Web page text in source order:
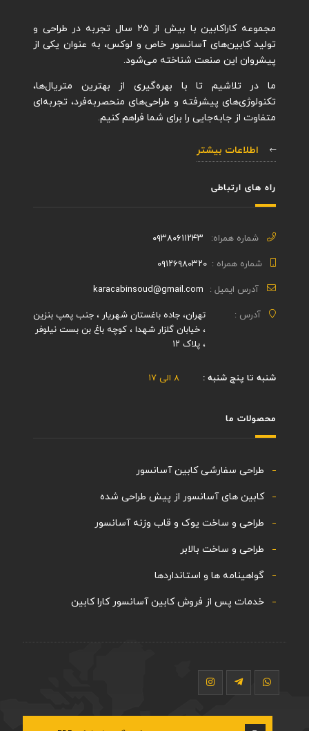
مجموعه کاراکابین با بیش از ۲۵ سال تجربه در طراحی و
تولید کابین‌های آسانسور خاص و لوکس، به عنوان یکی از
پیشروان این صنعت شناخته می‌شود.
ما در تلاشیم تا با بهره‌گیری از بهترین متریال‌ها،
تکنولوژی‌های پیشرفته و طراحی‌های منحصربه‌فرد، تجربه‌ای
متفاوت از جابه‌جایی را برای شما فراهم کنیم.
راه های ارتباطی
شماره همراه: ۰۹۳۸۰۶۱۱۲۴۳
شماره همراه : ۰۹۱۲۶۹۸۰۳۲۰
آدرس ایمیل : karacabinsoud@gmail.com
آدرس :
تهران، جاده باغستان شهریار ، جنب پمپ بنزین
، خیابان گلزار شهدا ، کوچه باغ بن بست نیلوفر
، پلاک ۱۲
شنبه تا پنج شنبه : ۸ الی ۱۷
محصولات ما
طراحی سفارشی کابین آسانسور
کابین های آسانسور از پیش طراحی شده
طراحی و ساخت یوک و قاب وزنه آسانسور
طراحی و ساخت بالابر
گواهینامه ها و استانداردها
خدمات پس از فروش کابین آسانسور کارا کابین